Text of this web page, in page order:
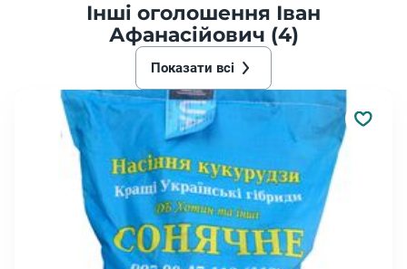
Інші оголошення Іван
Афанасійович (4)
Показати всі